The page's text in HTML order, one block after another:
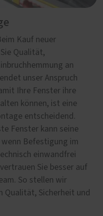
Kauf neuer
Qualität,
an
unser Anspruch
Ihre Fenster ihre
können, ist eine
entscheidend.
Fenster kann seine
Befestigung im
einwandfrei
Sie besser auf
So stellen wir
Qualität, Sicherheit und